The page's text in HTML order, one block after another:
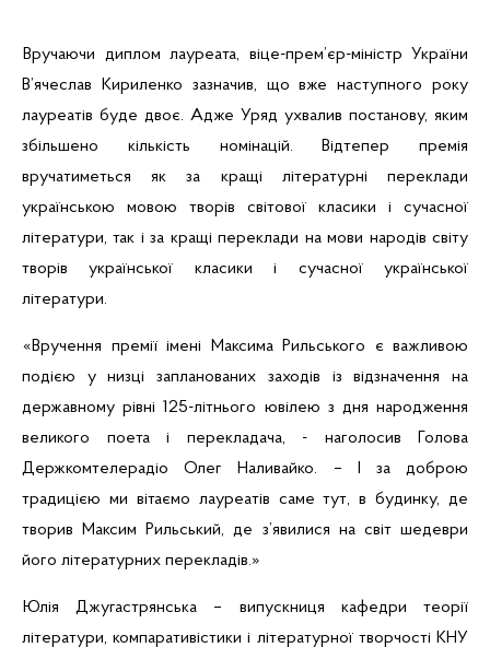
Вручаючи диплом лауреата, віце-прем’єр-міністр України
В’ячеслав Кириленко зазначив, що вже наступного року
лауреатів буде двоє. Адже Уряд ухвалив постанову, яким
збільшено кількість номінацій. Відтепер премія
вручатиметься як за кращі літературні переклади
українською мовою творів світової класики і сучасної
літератури, так і за кращі переклади на мови народів світу
творів української класики і сучасної української
літератури.
«Вручення премії імені Максима Рильського є важливою
подією у низці запланованих заходів із відзначення на
державному рівні 125-літнього ювілею з дня народження
великого поета і перекладача, - наголосив Голова
Держкомтелерадіо Олег Наливайко. – І за доброю
традицією ми вітаємо лауреатів саме тут, в будинку, де
творив Максим Рильський, де з’явилися на світ шедеври
його літературних перекладів.»
Юлія Джугастрянська
– випускниця кафедри теорії
літератури, компаративістики і літературної творчості КНУ